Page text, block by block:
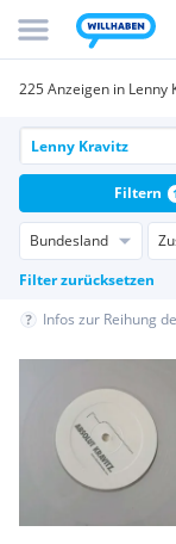
225 Anzeigen in Lenny
Bundesland
Filter zurücksetzen
Filtern
Infos zur Reihung